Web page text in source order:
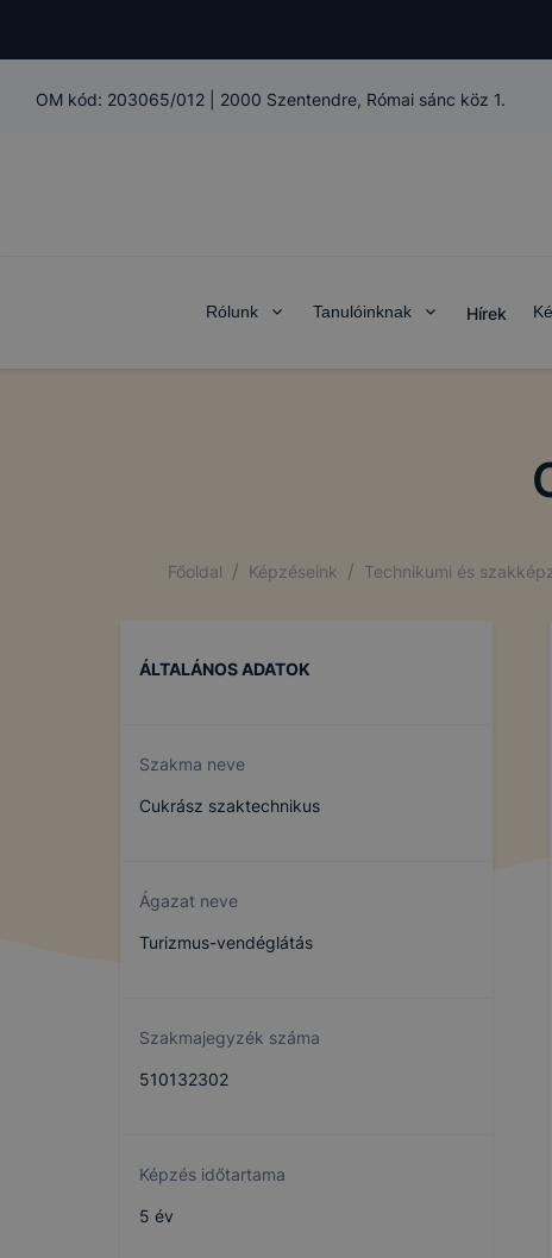
OM kód: 203065/012 2000 Szentendre, Római sánc köz 1.
Rólunk Tanulóinknak Hírek
Főoldal / Képzéseink / Technikumi és
ÁLTALÁNOS ADATOK
Szakma neve
Cukrász szaktechnikus
Ágazat neve
Turizmus-vendéglátás
Szakmajegyzék száma
510132302
Képzés időtartama
5 év